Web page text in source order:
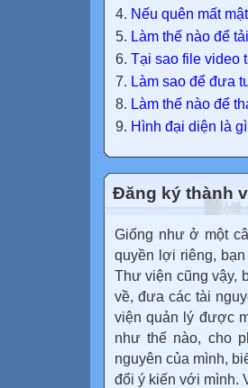
Nếu quên mất
Làm thế nào để
Tại sao file video
Làm sao để đưa
Làm thế nào để
Hình đại diện là
Đăng ký thành
Giống như ở một
quyền lợi riêng,
Thư viện cũng vậy,
về, đưa các tài
viện quản lý được
như thế nào, cho
nguyên của mình,
đổi ý kiến với mình.